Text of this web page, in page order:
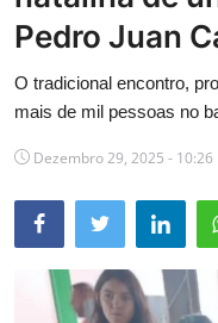
Educação
Cultura
Pedro Juan
O tradicional encontro,
mais de mil pessoas no
Dezembro 29, 2025 - 10:26